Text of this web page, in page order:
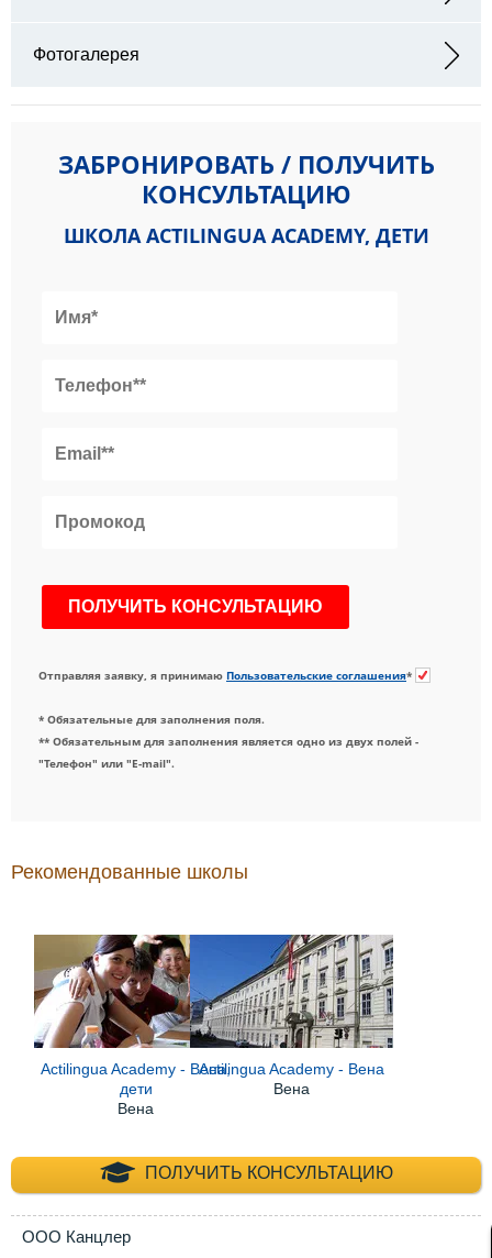
Фотогалерея
ЗАБРОНИРОВАТЬ / ПОЛУЧИТЬ
КОНСУЛЬТАЦИЮ
ШКОЛА ACTILINGUA ACADEMY, ДЕТИ
Отправляя заявку, я принимаю Пользовательские соглашения*
* Обязательные для заполнения поля.
** Обязательным для заполнения является одно из двух полей -
"Телефон" или "E-mail".
Рекомендованные школы
Actilingua Academy - Вена,
дети
Вена
Actilingua Academy - Вена
Вена
ПОЛУЧИТЬ КОНСУЛЬТАЦИЮ
+7 (495) 660-35-
ООО Канцлер